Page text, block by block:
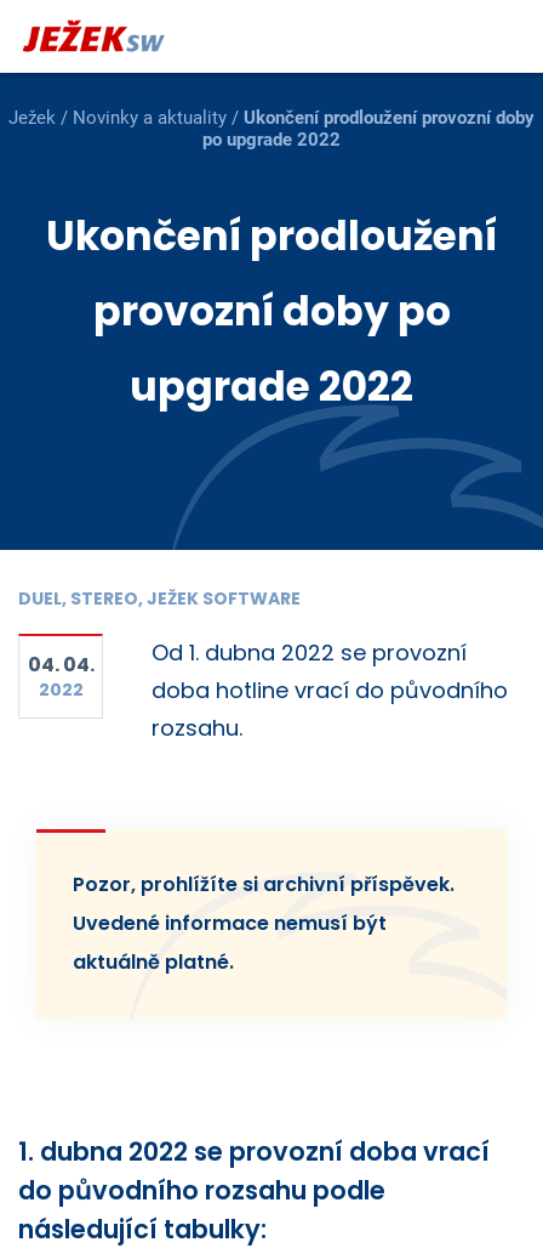
Ježek / Novinky a aktuality / Ukončení prodloužení provozní doby
po upgrade 2022
Ukončení prodloužení
provozní doby po
upgrade 2022
DUEL, STEREO, JEŽEK SOFTWARE
04. 04.
2022
Od 1. dubna 2022 se provozní
doba hotline vrací do původního
rozsahu.
Pozor, prohlížíte si archivní příspěvek.
Uvedené informace nemusí být
aktuálně platné.
1. dubna 2022 se provozní doba vrací
do původního rozsahu podle
následující tabulky: